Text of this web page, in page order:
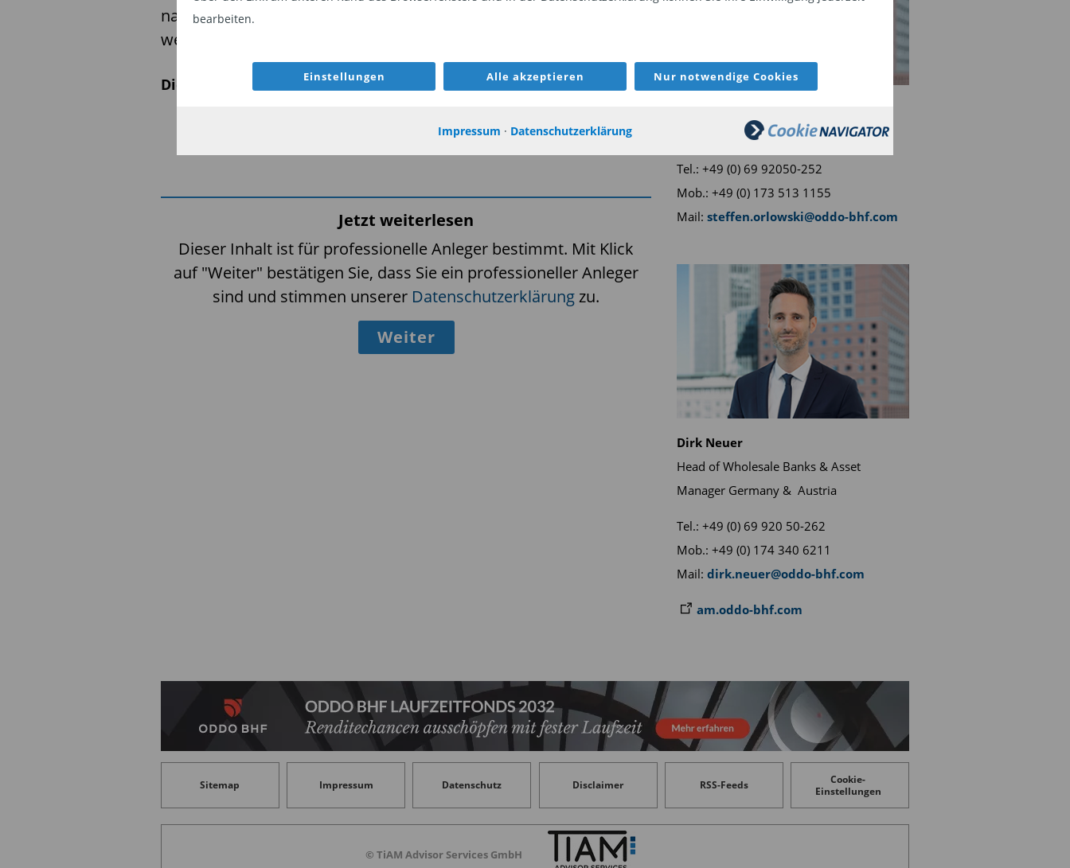
bearbeiten.
Einstellungen Alle akzeptieren Nur notwendige Cookies
Impressum · Datenschutzerklärung
nach unten revidiert, ohne jedoch die Dynamik der US-Konjunktur
wesentlich zu beeinträchtigen.
Diesen Beitrag teilen:
Jetzt weiterlesen
Dieser Inhalt ist für professionelle Anleger bestimmt. Mit Klick
auf "Weiter" bestätigen Sie, dass Sie ein professioneller Anleger
sind und stimmen unserer Datenschutzerklärungzu.
Weiter
Head of IFA/Insurance
Tel.: +49 (0) 69 92050-252
Mob.: +49 (0) 173 513 1155
Mail: steffen.orlowski@oddo-bhf.com
Dirk Neuer
Head of Wholesale Banks & Asset
Manager Germany & Austria
Tel.: +49 (0) 69 920 50-262
Mob.: +49 (0) 174 340 6211
Mail: dirk.neuer@oddo-bhf.com
am.oddo-bhf.com
Sitemap Impressum Datenschutz Disclaimer RSS-Feeds
Cookie-
Einstellungen
© TiAM Advisor Services GmbH